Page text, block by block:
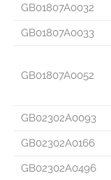
GB01807A0032
GB01807A0033
GB01807A0052
GB02302A0093
GB02302A0166
GB02302A0496